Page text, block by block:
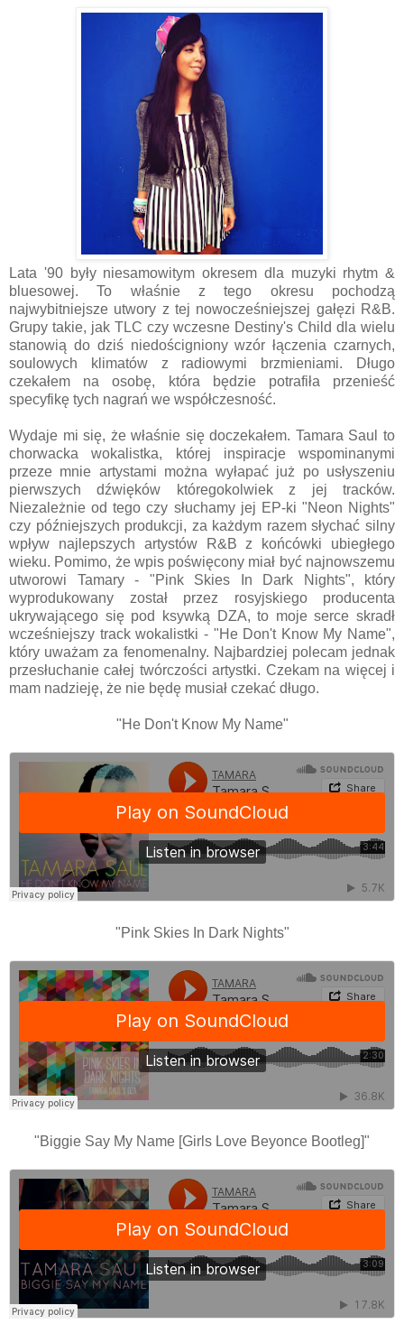
Lata '90 były niesamowitym okresem dla muzyki rhytm &
bluesowej. To właśnie z tego okresu pochodzą
najwybitniejsze utwory z tej nowocześniejszej gałęzi R&B.
Grupy takie, jak TLC czy wczesne Destiny's Child dla wielu
stanowią do dziś niedościgniony wzór łączenia czarnych,
soulowych klimatów z radiowymi brzmieniami. Długo
czekałem na osobę, która będzie potrafiła przenieść
specyfikę tych nagrań we współczesność.
Wydaje mi się, że właśnie się doczekałem. Tamara Saul to
chorwacka wokalistka, której inspiracje wspominanymi
przeze mnie artystami można wyłapać już po usłyszeniu
pierwszych dźwięków któregokolwiek z jej tracków.
Niezależnie od tego czy słuchamy jej EP-ki "Neon Nights"
czy późniejszych produkcji, za każdym razem słychać silny
wpływ najlepszych artystów R&B z końcówki ubiegłego
wieku. Pomimo, że wpis poświęcony miał być najnowszemu
utworowi Tamary - "Pink Skies In Dark Nights", który
wyprodukowany został przez rosyjskiego producenta
ukrywającego się pod ksywką DZA, to moje serce skradł
wcześniejszy track wokalistki - "He Don't Know My Name",
który uważam za fenomenalny. Najbardziej polecam jednak
przesłuchanie całej twórczości artystki. Czekam na więcej i
mam nadzieję, że nie będę musiał czekać długo.
"He Don't Know My Name"
"Pink Skies In Dark Nights"
"Biggie Say My Name [Girls Love Beyonce Bootleg]"